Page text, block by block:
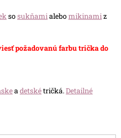
sosukňami alebomikinami z
požadovanú farbu trička do
a detskétričká.Detailné